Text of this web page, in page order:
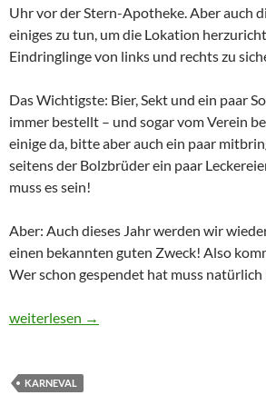
Uhr vor der Stern-Apotheke. Aber auch
einiges zu tun, um die Lokation
Eindringlinge von links und rechts zu
Das Wichtigste: Bier, Sekt und ein paar
immer bestellt – und sogar vom Verein
einige da, bitte aber auch ein paar
seitens der Bolzbrüder ein paar
muss es sein!
Aber: Auch dieses Jahr werden wir
einen bekannten guten Zweck! Also
Wer schon gespendet hat muss natürlich
Das Leben geht weiter und auch
weiterlesen →
KARNEVAL